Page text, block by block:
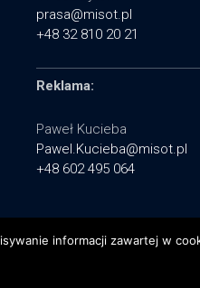
prasa@misot.pl
+48 32 810 20 21
Reklama:
Paweł Kucieba
Pawel.Kucieba@misot.pl
+48 602 495 064
informacji zawartej w